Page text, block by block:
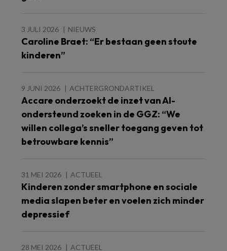
3 JULI 2026 NIEUWS
Caroline Braet: “Er bestaan geen stoute
kinderen”
9 JUNI 2026 ACHTERGRONDARTIKEL
Accare onderzoekt de inzet van AI-
ondersteund zoeken in de GGZ: “We
willen collega’s sneller toegang geven tot
betrouwbare kennis”
31 MEI 2026 ACTUEEL
Kinderen zonder smartphone en sociale
media slapen beter en voelen zich minder
depressief
28 MEI 2026 ACTUEEL